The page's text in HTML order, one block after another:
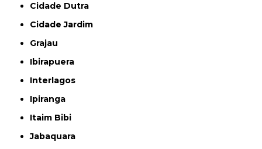
Cidade Dutra
Cidade Jardim
Grajau
Ibirapuera
Interlagos
Ipiranga
Itaim Bibi
Jabaquara